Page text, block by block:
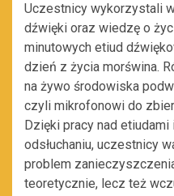
Uczestnicy wykorzystali
dźwięki oraz wiedzę o
minutowych etiud
dzień z życia morświna.
na żywo środowiska
czyli mikrofonowi do
Dzięki pracy nad
odsłuchaniu, uczestnicy
problem
teoretycznie, lecz też